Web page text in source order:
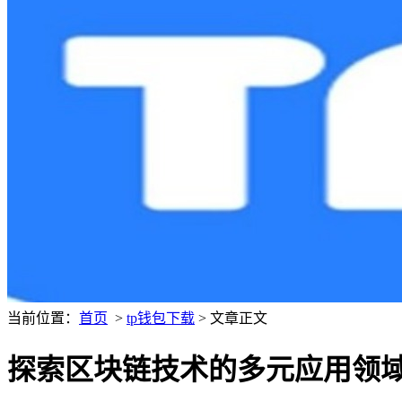
当前位置： 首页 > tp钱包下载 > 文章正文
探索区块链技术的多元应用领